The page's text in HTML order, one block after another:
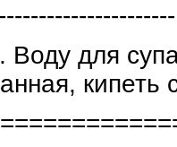
для
кипеть